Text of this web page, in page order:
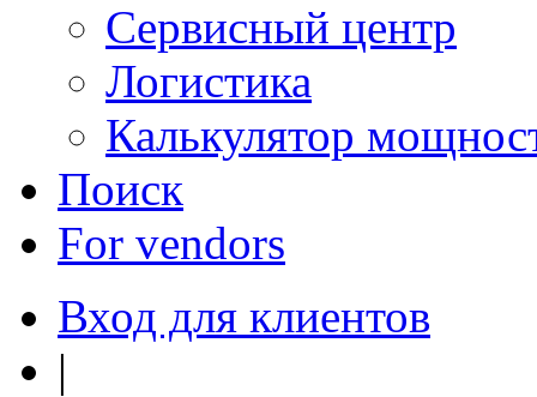
Сервисный центр
Логистика
Калькулятор
Поиск
For vendors
Вход для клиентов
|